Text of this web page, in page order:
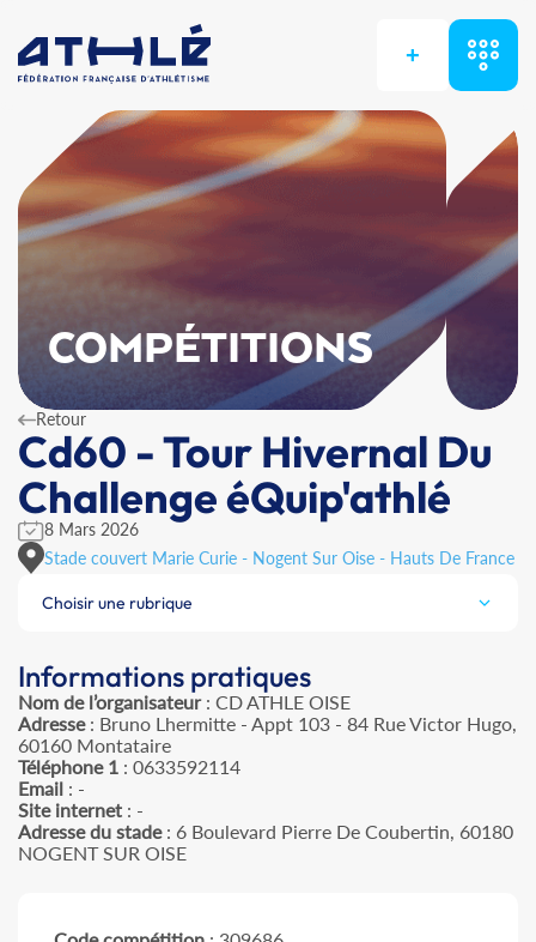
+
COMPÉTITIONS
Retour
Cd60 - Tour Hivernal Du
Challenge éQuip'athlé
8 Mars 2026
Stade couvert Marie Curie - Nogent Sur Oise - Hauts De France
Choisir une rubrique
Informations pratiques
Nom de l’organisateur: CD ATHLE OISE
Adresse: Bruno Lhermitte - Appt 103 - 84 Rue Victor Hugo,
60160 Montataire
Téléphone 1 : 0633592114
Email : -
Site internet : -
Adresse du stade: 6 Boulevard Pierre De Coubertin, 60180
NOGENT SUR OISE